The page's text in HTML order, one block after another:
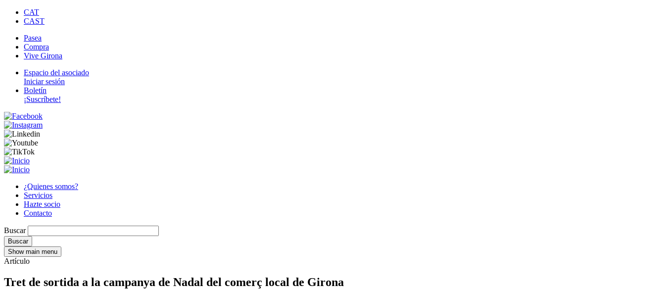
Pasar
principal
CAT
CAST
Secondary
Navigation
Pasea
Compra
Vive Girona
Menú
cuenta
de
usuario
Espacio del asociado
Iniciar sesión
Boletín
¡Suscríbete!
Navegación
principal
¿Quienes somos?
Servicios
Hazte socio
Contacto
Buscar
Show main menu
Artículo
Tret de sortida a la campanya de Nadal del comerç local de Girona